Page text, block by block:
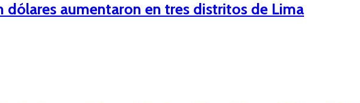
dólares aumentaron en tres distritos de Lima